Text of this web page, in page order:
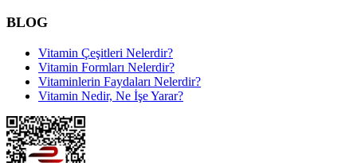
BLOG
Vitamin Çeşitleri Nelerdir?
Vitamin Formları Nelerdir?
Vitaminlerin Faydaları Nelerdir?
Vitamin Nedir, Ne İşe Yarar?